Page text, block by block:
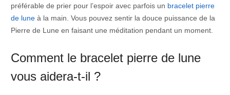
préférable de prier pour l’espoir avec parfois un bracelet pierre
de luneà la main. Vous pouvez sentir la douce puissance de la
Pierre de Lune en faisant une méditation pendant un moment.
Comment le bracelet pierre de lune
vous aidera-t-il ?